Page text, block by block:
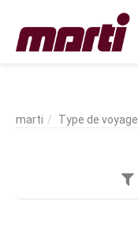
Type de voyage